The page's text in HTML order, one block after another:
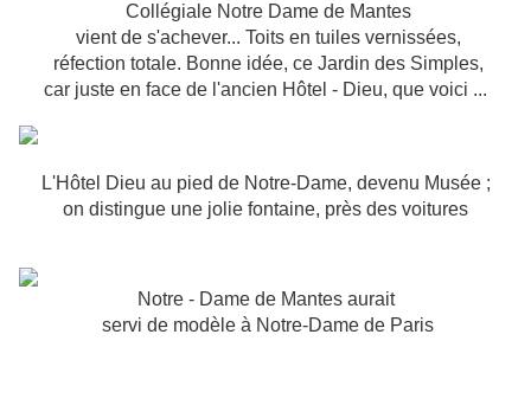
Collégiale Notre Dame de Mantes
vient de s'achever... Toits en tuiles vernissées,
réfection totale. Bonne idée, ce Jardin des Simples,
car juste en face de l'ancien Hôtel - Dieu, que voici ...
L'Hôtel Dieu au pied de Notre-Dame, devenu Musée ;
on distingue une jolie fontaine, près des voitures
Notre - Dame de Mantes aurait
servi de modèle à Notre-Dame de Paris